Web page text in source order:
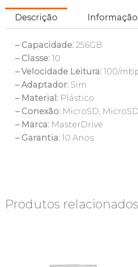
Descrição
– Capacidade: 256GB
– Classe: 10
– Velocidade Leitura: 100/
– Adaptador: Sim
– Material: Plástico
– Conexão: MicroSD,
– Marca: MasterDrive
– Garantia: 10 Anos
Produtos relacionados